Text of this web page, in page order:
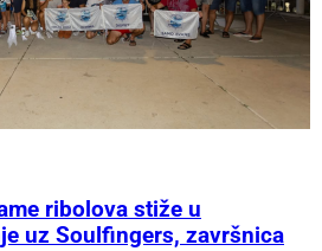
ribolova stiže u
uz Soulfingers, završnica